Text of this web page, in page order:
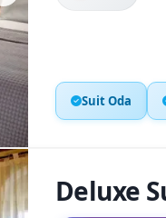
Suit Oda
Deluxe